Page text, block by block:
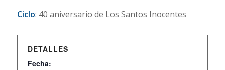
Ciclo: 40 aniversario de Los Santos Inocentes
DETALLES
Fecha: